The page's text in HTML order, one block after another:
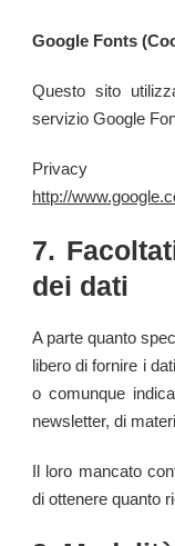
Google Fonts
Questo sito
servizio Google
Privacy
http://
7.
dei dati
A parte quanto
libero di fornire i
o comunque
newsletter, di
Il loro mancato
di ottenere quanto